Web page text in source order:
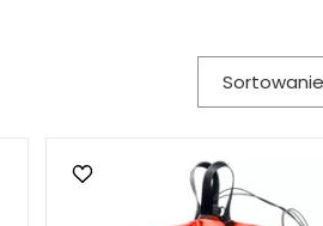
Sortowanie